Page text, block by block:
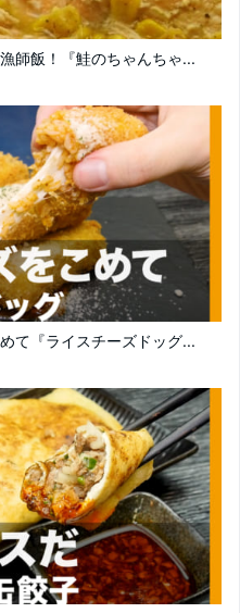
師飯！『鮭のちゃんちゃ...
て『ライスチーズドッグ...